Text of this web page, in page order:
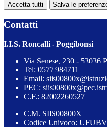
Accetta tutti Salva le
Contatti
I.I.S. Roncalli - Poggibonsi
Via Senese, 230 - 53036
Tel: 0577 984711
Email:
PEC:
C.F.: 82002260527
C.M. SIIS00800X
Codice Univoco: